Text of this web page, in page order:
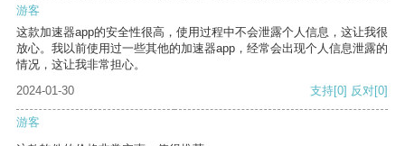
游客
这款加速器app的安全性很高，使用过程中不会泄露个人信息，这让我很
放心。我以前使用过一些其他的加速器app，经常会出现个人信息泄露的
情况，这让我非常担心。
2024-01-30
支持[0] 反对[0]
游客